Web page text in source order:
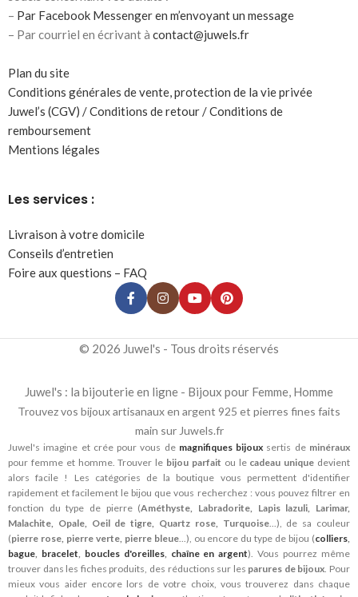
– Par Facebook Messenger en m’envoyant un message
– Par courriel en écrivant à contact@juwels.fr
Plan du site
Conditions générales de vente, protection de la vie privée
Juwel’s (CGV) / Conditions de retour / Conditions de
remboursement
Mentions légales
Les services :
Livraison à votre domicile
Conseils d’entretien
Foire aux questions – FAQ
© 2026 Juwel's - Tous droits réservés
Juwel's : la bijouterie en ligne - Bijoux pour Femme, Homme
Trouvez vos bijoux artisanaux en argent 925 et pierres fines faits
main sur Juwels.fr
Juwel's imagine et crée pour vous de magnifiques bijoux sertis de minéraux
pour femme et homme. Trouver le bijou parfait ou le cadeau unique devient
alors facile ! Les catégories de la boutique vous permettent d'identifier
rapidement et facilement le bijou que vous recherchez : vous pouvez filtrer en
fonction du type de pierre (Améthyste, Labradorite, Lapis lazuli, Larimar,
Malachite, Opale, Oeil de tigre, Quartz rose, Turquoise...), de sa couleur
(pierre rose, pierre verte, pierre bleue...), ou encore du type de bijou (colliers,
bague, bracelet, boucles d'oreilles, chaîne en argent). Vous pourrez même
trouver dans les fiches produits, des réductions sur les parures de bijoux. Pour
mieux vous aider encore lors de votre choix, vous trouverez dans chaque